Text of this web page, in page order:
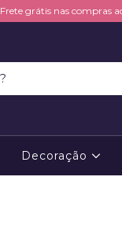
Frete grátis nas compras
Decoração